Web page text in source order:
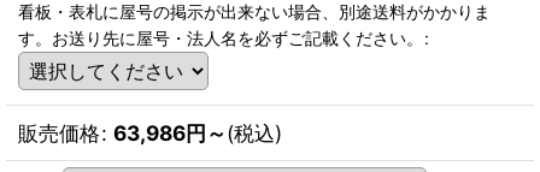
看板・表札に屋号の掲示が出来ない場合、別途送料がかかりま
す。お送り先に屋号・法人名を必ずご記載ください。
:
販売価格: 63,986円～(税込)